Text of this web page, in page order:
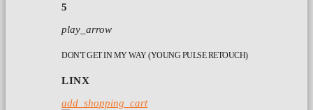
5
play_arrow
DON'T GET IN MY WAY (YOUNG PULSE RETOUCH)
LINX
add_shopping_cart